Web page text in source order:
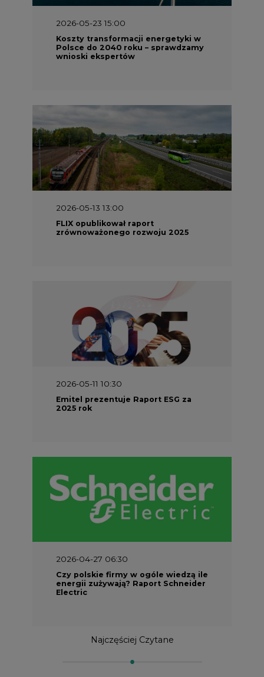
2026-05-23 15:00
Koszty transformacji energetyki w
Polsce do 2040 roku – sprawdzamy
wnioski ekspertów
2026-05-13 13:00
FLIX opublikował raport
zrównoważonego rozwoju 2025
2026-05-11 10:30
Emitel prezentuje Raport ESG za
2025 rok
2026-04-27 06:30
Czy polskie firmy w ogóle wiedzą ile
energii zużywają? Raport Schneider
Electric
Najczęściej Czytane